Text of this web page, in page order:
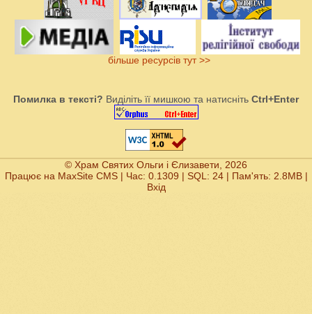
більше ресурсів тут >>
Помилка в тексті? Виділіть її мишкою та натисніть Ctrl+Enter
© Храм Святих Ольги і Єлизавети, 2026
Працює на MaxSite CMS| Час: 0.1309 | SQL: 24 | Пам'ять: 2.8MB|
Вхід